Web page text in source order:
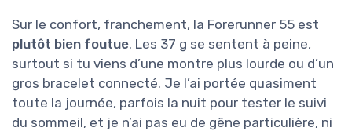
Sur le confort, franchement, la Forerunner 55 est
plutôt bien foutue. Les 37 g se sentent à peine,
surtout si tu viens d’une montre plus lourde ou d’un
gros bracelet connecté. Je l’ai portée quasiment
toute la journée, parfois la nuit pour tester le suivi
du sommeil, et je n’ai pas eu de gêne particulière, ni